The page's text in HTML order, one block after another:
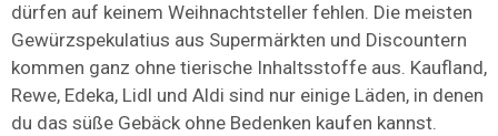
dürfen auf keinem Weihnachtsteller fehlen. Die meisten
Gewürzspekulatius aus Supermärkten und Discountern
kommen ganz ohne tierische Inhaltsstoffe aus. Kaufland,
Rewe, Edeka, Lidl und Aldi sind nur einige Läden, in denen
du das süße Gebäck ohne Bedenken kaufen kannst.